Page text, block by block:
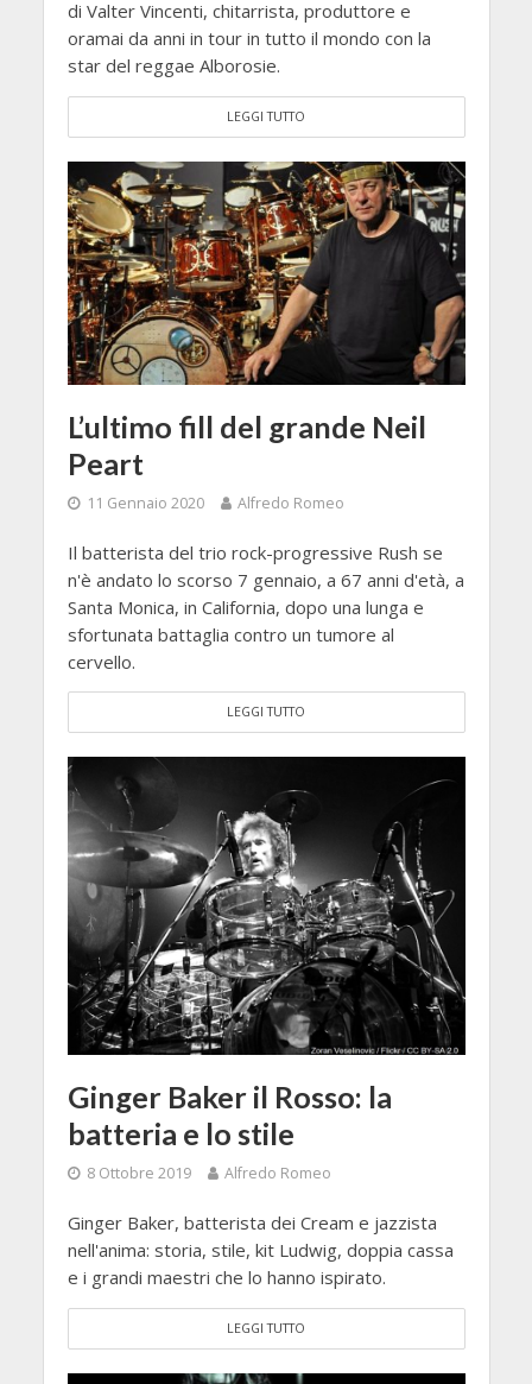
di Valter Vincenti, chitarrista, produttore e
oramai da anni in tour in tutto il mondo con la
star del reggae Alborosie.
LEGGI TUTTO
L’ultimo fill del grande Neil
Peart
11 Gennaio 2020 Alfredo Romeo
Il batterista del trio rock-progressive Rush se
n'è andato lo scorso 7 gennaio, a 67 anni d'età, a
Santa Monica, in California, dopo una lunga e
sfortunata battaglia contro un tumore al
cervello.
LEGGI TUTTO
Ginger Baker il Rosso: la
batteria e lo stile
8 Ottobre 2019 Alfredo Romeo
Ginger Baker, batterista dei Cream e jazzista
nell'anima: storia, stile, kit Ludwig, doppia cassa
e i grandi maestri che lo hanno ispirato.
LEGGI TUTTO